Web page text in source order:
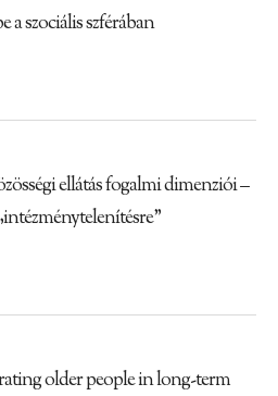
a szociális szférában
ellátás fogalmi dimenziói –
older people in long-term